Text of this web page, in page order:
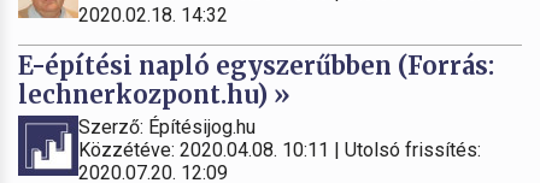
2020.02.18. 14:32
E-építési napló egyszerűbben (Forrás:
lechnerkozpont.hu) »
Szerző: Építésijog.hu
Közzétéve: 2020.04.08. 10:11 | Utolsó frissítés:
2020.07.20. 12:09